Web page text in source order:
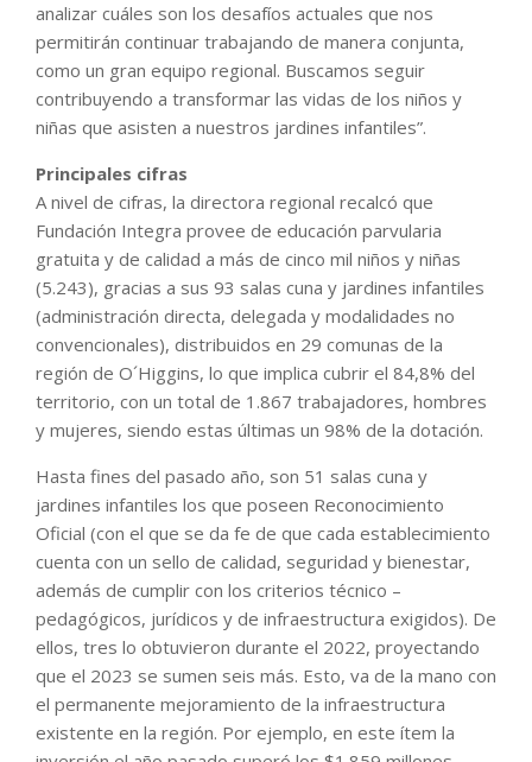
analizar cuáles son los desafíos actuales que nos
permitirán continuar trabajando de manera conjunta,
como un gran equipo regional. Buscamos seguir
contribuyendo a transformar las vidas de los niños y
niñas que asisten a nuestros jardines infantiles”.
Principales cifras
A nivel de cifras, la directora regional recalcó que
Fundación Integra provee de educación parvularia
gratuita y de calidad a más de cinco mil niños y niñas
(5.243), gracias a sus 93 salas cuna y jardines infantiles
(administración directa, delegada y modalidades no
convencionales), distribuidos en 29 comunas de la
región de O´Higgins, lo que implica cubrir el 84,8% del
territorio, con un total de 1.867 trabajadores, hombres
y mujeres, siendo estas últimas un 98% de la dotación.
Hasta fines del pasado año, son 51 salas cuna y
jardines infantiles los que poseen Reconocimiento
Oficial (con el que se da fe de que cada establecimiento
cuenta con un sello de calidad, seguridad y bienestar,
además de cumplir con los criterios técnico –
pedagógicos, jurídicos y de infraestructura exigidos). De
ellos, tres lo obtuvieron durante el 2022, proyectando
que el 2023 se sumen seis más. Esto, va de la mano con
el permanente mejoramiento de la infraestructura
existente en la región. Por ejemplo, en este ítem la